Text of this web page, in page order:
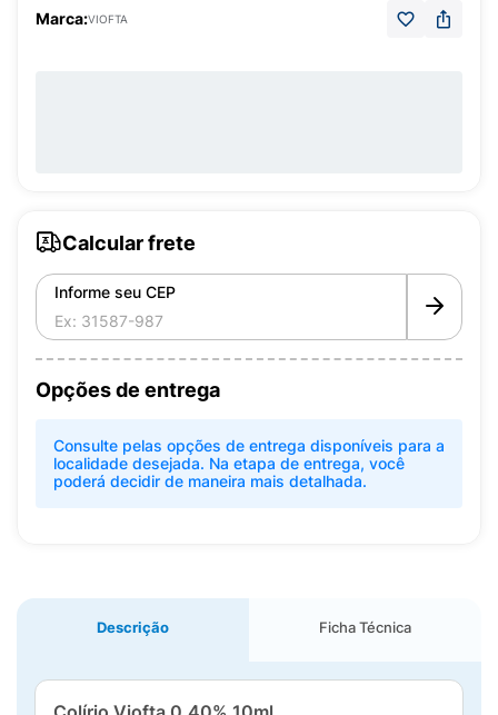
Marca:VIOFTA
Calcular frete
Informe seu CEP
Opções de entrega
Consulte pelas opções de entrega disponíveis para a
localidade desejada. Na etapa de entrega, você
poderá decidir de maneira mais detalhada.
Descrição Ficha Técnica